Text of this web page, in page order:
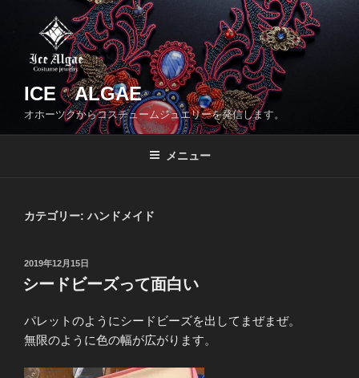
ICE ALGAE
オホーツクからコスチュームジュエリーを発信します。
メニュー
カテゴリー: ハンドメイド
投
稿
日:
2019年12月15日
シードビーズって面白い
パレットのようにシードビーズを出してまぜまぜ。
無限のように色の幅が広がります。